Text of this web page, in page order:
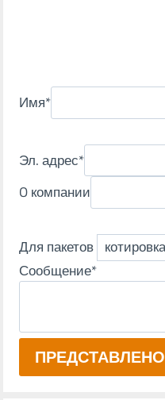
Имя*
Эл. адрес*
O компании
Для пакетов
Сообщение*
ПРЕДСТАВЛЕНО